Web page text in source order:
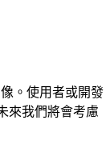
。使用者或開發
來我們將會考慮